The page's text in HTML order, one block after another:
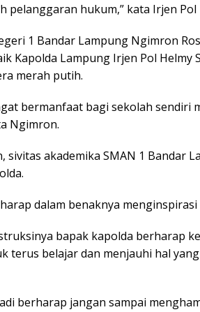
pelanggaran hukum,” kata Irjen Pol
1 Bandar Lampung Ngimron
Kapolda Lampung Irjen Pol Helmy
merah putih.
bermanfaat bagi sekolah sendiri
Ngimron.
sivitas akademika SMAN 1 Bandar
dalam benaknya
bapak kapolda berharap
terus belajar dan menjauhi hal
berharap jangan sampai